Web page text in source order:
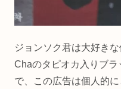
ジョンソク君は大好き
Chaのタピオカ入りブ
で、この広告は個人的